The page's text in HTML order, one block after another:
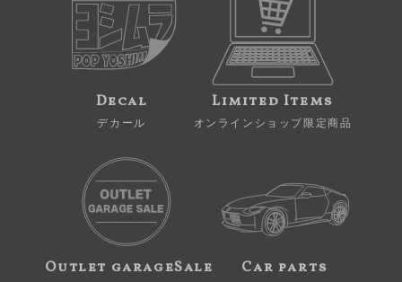
Decal
デカール
Limited Items
オンラインショップ限定商品
Outlet garageSale Car parts